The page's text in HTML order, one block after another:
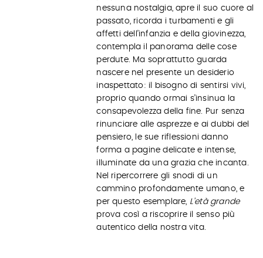
nessuna nostalgia, apre il suo cuore al
passato, ricorda i turbamenti e gli
affetti dell’infanzia e della giovinezza,
contempla il panorama delle cose
perdute. Ma soprattutto guarda
nascere nel presente un desiderio
inaspettato: il bisogno di sentirsi vivi,
proprio quando ormai s’insinua la
consapevolezza della fine. Pur senza
rinunciare alle asprezze e ai dubbi del
pensiero, le sue riflessioni danno
forma a pagine delicate e intense,
illuminate da una grazia che incanta.
Nel ripercorrere gli snodi di un
cammino profondamente umano, e
per questo esemplare, L’età grande
prova così a riscoprire il senso più
autentico della nostra vita.